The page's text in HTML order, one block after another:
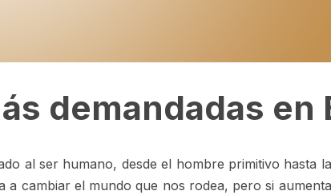
demandadas en
al ser humano, desde el hombre primitivo hasta
a cambiar el mundo que nos rodea, pero si